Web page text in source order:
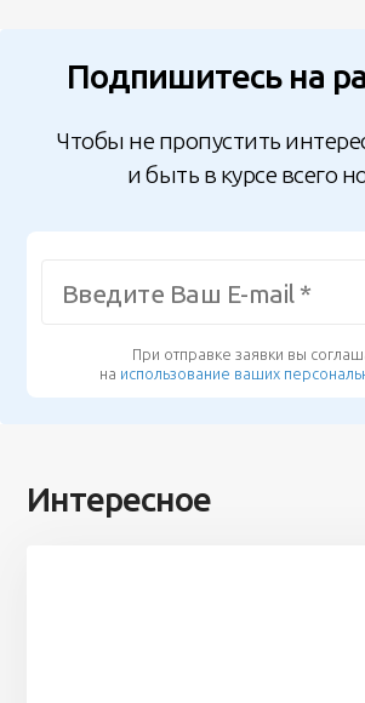
Подпишитесь на
Чтобы не пропустить
и быть в курсе всего
При отправке заявки вы
на использование ваших
Интересное